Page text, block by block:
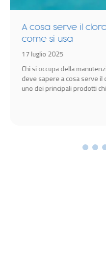
A cosa serve il
come si usa
17 luglio 2025
Chi si occupa della
deve sapere a cosa serve il
uno dei principali prodotti